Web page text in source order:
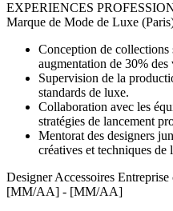
EXPERIENCES
Marque de Mode de Luxe
Conception de collections
augmentation de 30% des
Supervision de la
standards de luxe.
Collaboration avec les
stratégies de lancement
Mentorat des designers
créatives et techniques de
Designer Accessoires
[MM/AA] - [MM/AA]